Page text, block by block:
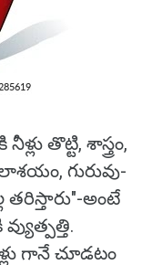
తొట్టి, శాస్త్రం,
గురువు-
అంటే
గానే చూడటం